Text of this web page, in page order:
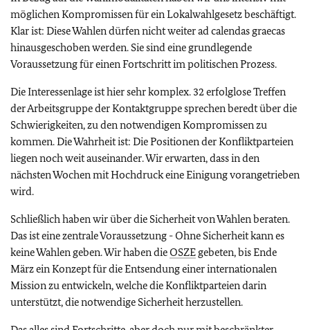
möglichen Kompromissen für ein Lokalwahlgesetz beschäftigt.
Klar ist: Diese Wahlen dürfen nicht weiter ad calendas graecas
hinausgeschoben werden. Sie sind eine grundlegende
Voraussetzung für einen Fortschritt im politischen Prozess.
Die Interessenlage ist hier sehr komplex. 32 erfolglose Treffen
der Arbeitsgruppe der Kontaktgruppe sprechen beredt über die
Schwierigkeiten, zu den notwendigen Kompromissen zu
kommen. Die Wahrheit ist: Die Positionen der Konfliktparteien
liegen noch weit auseinander. Wir erwarten, dass in den
nächsten Wochen mit Hochdruck eine Einigung vorangetrieben
wird.
Schließlich haben wir über die Sicherheit von Wahlen beraten.
Das ist eine zentrale Voraussetzung - Ohne Sicherheit kann es
keine Wahlen geben. Wir haben dieOSZE gebeten, bis Ende
März ein Konzept für die Entsendung einer internationalen
Mission zu entwickeln, welche die Konfliktparteien darin
unterstützt, die notwendige Sicherheit herzustellen.